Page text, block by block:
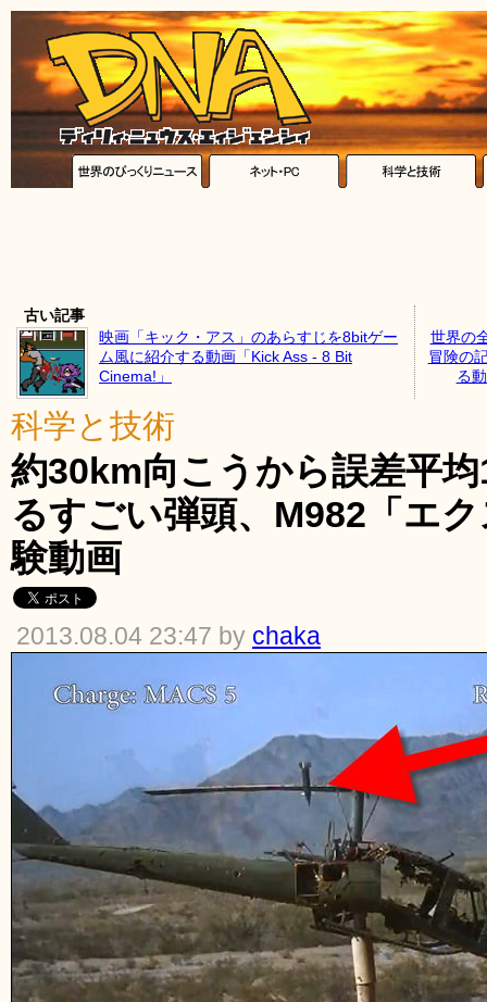
古い記事
映画「キック・アス」のあらすじを8bitゲー
ム風に紹介する動画「Kick Ass - 8 Bit
Cinema!」
世界の
冒険の
る
科学と技術
約30km向こうから誤差平
るすごい弾頭、M982「エ
験動画
2013.08.04 23:47 by chaka